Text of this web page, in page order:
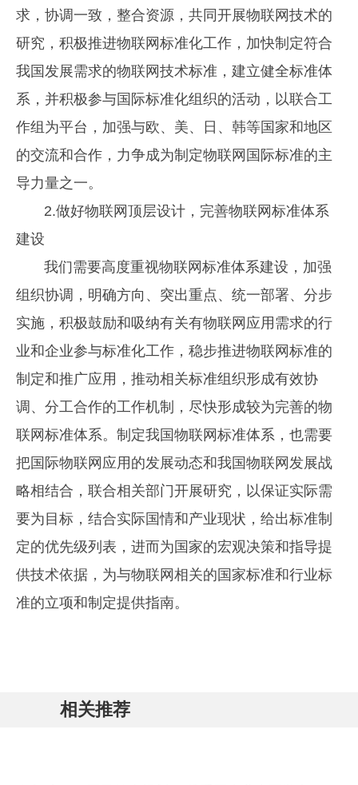
求，协调一致，整合资源，共同开展物联网技术的
研究，积极推进物联网标准化工作，加快制定符合
我国发展需求的物联网技术标准，建立健全标准体
系，并积极参与国际标准化组织的活动，以联合工
作组为平台，加强与欧、美、日、韩等国家和地区
的交流和合作，力争成为制定物联网国际标准的主
导力量之一。
2.做好物联网顶层设计，完善物联网标准体系
建设
我们需要高度重视物联网标准体系建设，加强
组织协调，明确方向、突出重点、统一部署、分步
实施，积极鼓励和吸纳有关有物联网应用需求的行
业和企业参与标准化工作，稳步推进物联网标准的
制定和推广应用，推动相关标准组织形成有效协
调、分工合作的工作机制，尽快形成较为完善的物
联网标准体系。制定我国物联网标准体系，也需要
把国际物联网应用的发展动态和我国物联网发展战
略相结合，联合相关部门开展研究，以保证实际需
要为目标，结合实际国情和产业现状，给出标准制
定的优先级列表，进而为国家的宏观决策和指导提
供技术依据，为与物联网相关的国家标准和行业标
准的立项和制定提供指南。
相关推荐